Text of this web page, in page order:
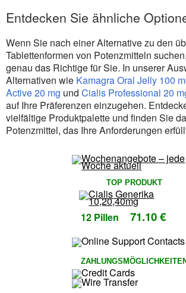
Entdecken Sie ähnliche
Wenn Sie nach einer Alternative zu den
Tablettenformen von Potenzmitteln
genau das Richtige für Sie. In unserer
Alternativen wie Kamagra Oral Jelly 100
Active 20 mg und Cialis Professional 20
auf Ihre Präferenzen einzugehen.
vielfältige Produktpalette und finden Sie
Potenzmittel, das Ihre Anforderungen
TOP PRODUKT
12 Pillen 71.10 €
ZAHLUNGSMÖGLICHKEITEN